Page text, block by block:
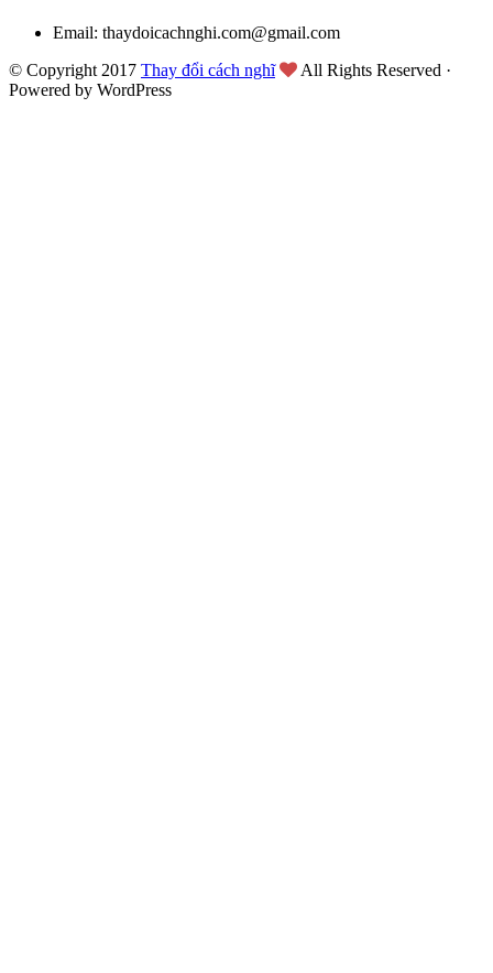
Email: thaydoicachnghi.com@gmail.com
© Copyright 2017 Thay đổi cách nghĩ
All Rights Reserved ·
Powered by WordPress